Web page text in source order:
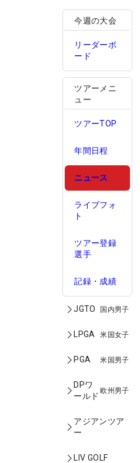
今週の大会
リーダーボ
ード
ツアーメニ
ュー
ツアーTOP
年間日程
ニュース
ライブフォ
ト
ツアー登録
選手
記録・成績
JGTO 国内男子
LPGA 米国女子
PGA 米国男子
DPワ
ールド
欧州男子
アジアンツア
ー
LIV GOLF